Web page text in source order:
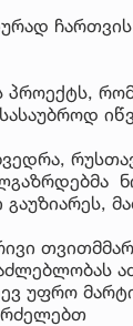
პროექტს,
უფრო